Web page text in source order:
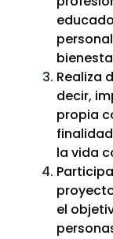
Realiza
decir,
propia
la vida
el